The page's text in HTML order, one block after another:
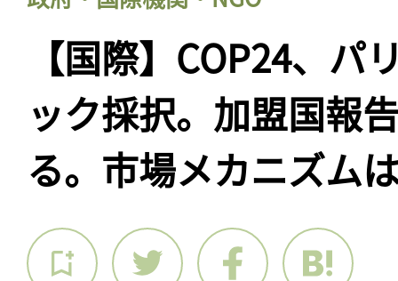
【国際】COP24、パ
ック採択。加盟国報
る。市場メカニズム